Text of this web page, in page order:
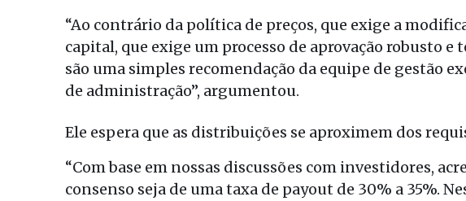
“Ao contrário da política de preços, que exige a
capital, que exige um processo de aprovação robusto
são uma simples recomendação da equipe de gestão
de administração”, argumentou.
Ele espera que as distribuições se aproximem dos
“Com base em nossas discussões com investidores,
consenso seja de uma taxa de payout de 30% a 35%.